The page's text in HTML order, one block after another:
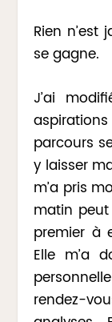
Rien
se gagne.
J’ai
parcours
y laisser
m’a pris
matin peut
premier à
Elle m’a
rendez-